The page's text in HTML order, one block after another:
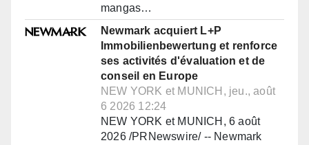
mangas…
Newmark acquiert L+P
Immobilienbewertung et renforce
ses activités d'évaluation et de
conseil en Europe
NEW YORK et MUNICH, jeu., août
6 2026 12:24
NEW YORK et MUNICH, 6 août
2026 /PRNewswire/ -- Newmark